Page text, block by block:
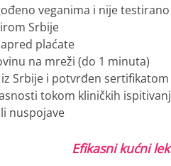
veganima i nije
Srbije
plaćate
na mreži (do 1 minuta)
Srbije i potvrđen
tokom kliničkih
nuspojave
Efikasni kućni